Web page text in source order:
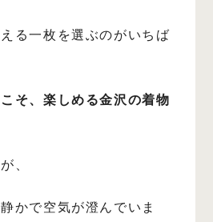
る一枚を選ぶのがいちば
そ、楽しめる金沢の着物
、
かで空気が澄んでいま